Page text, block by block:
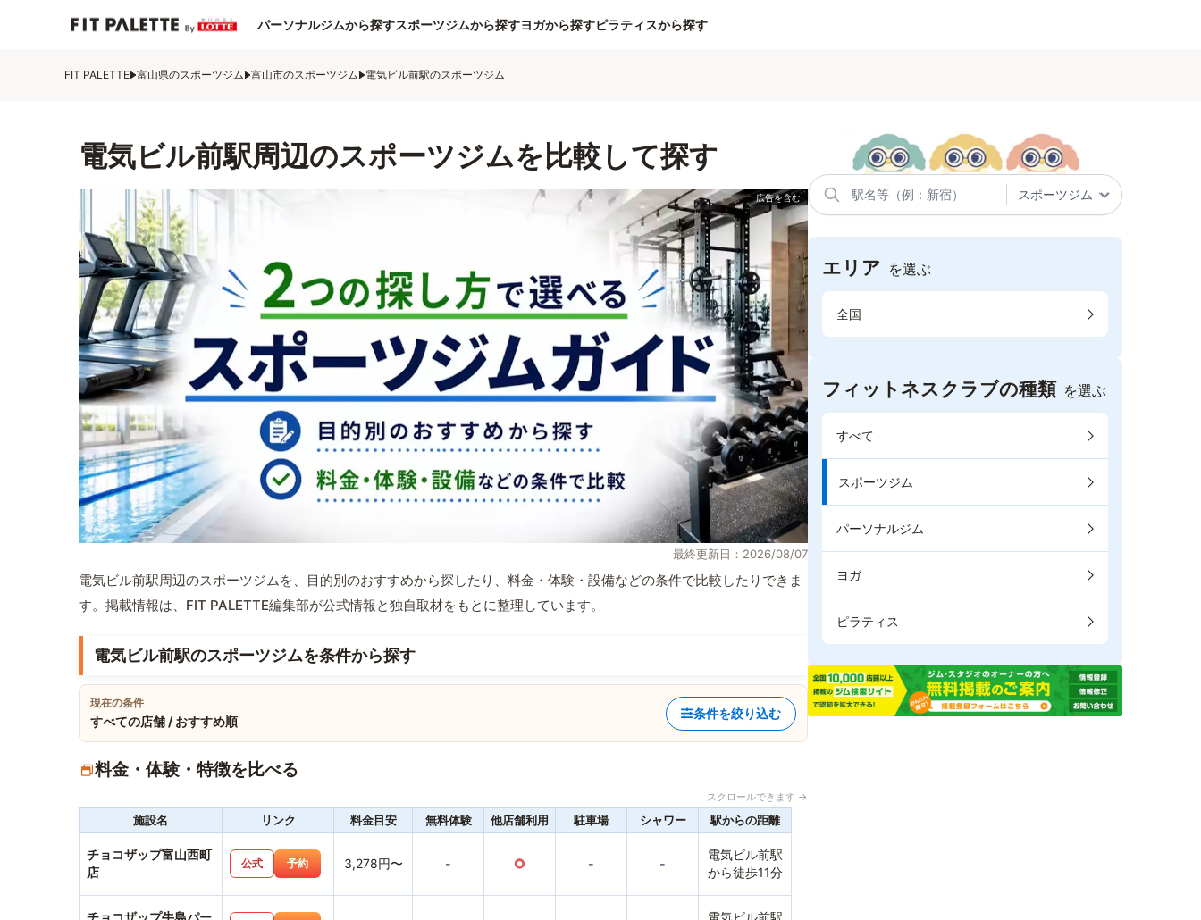
パーソナルジムから探すスポーツジムから探すヨガから探すピラティスから探す
FIT PALETTE 富山県のスポーツジム 富山市のスポーツジム 電気ビル前駅のスポーツジム
電気ビル前駅周辺のスポーツジムを比較して探す
最終更新日：2026/08/07
電気ビル前駅周辺のスポーツジムを、目的別のおすすめから探したり、料金・体験・設備などの条件で比較したりできま
す。掲載情報は、FIT PALETTE編集部が公式情報と独自取材をもとに整理しています。
電気ビル前駅のスポーツジムを条件から探す
現在の条件
すべての店舗 / おすすめ順
条件を絞り込む
料金・体験・特徴を比べる
スクロールできます →
施設名 リンク 料金目安 無料体験 他店舗利用 駐車場 シャワー 駅からの距離
チョコザップ富山西町
店
公式 予約 3,278円〜 - ○ - -
電気ビル前駅
から徒歩11分
エリア を選ぶ
全国
フィットネスクラブの種類 を選ぶ
すべて
スポーツジム
パーソナルジム
ヨガ
ピラティス